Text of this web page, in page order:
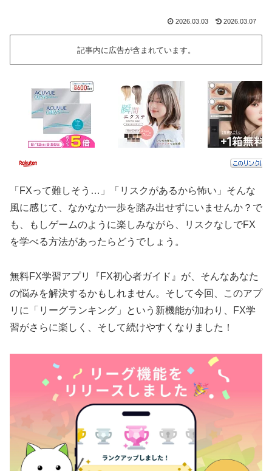
2026.03.03 2026.03.07
記事内に広告が含まれています。
「FXって難しそう…」「リスクがあるから怖い」そんな
風に感じて、なかなか一歩を踏み出せずにいませんか？で
も、もしゲームのように楽しみながら、リスクなしでFX
を学べる方法があったらどうでしょう。
無料FX学習アプリ『FX初心者ガイド』が、そんなあなた
の悩みを解決するかもしれません。そして今回、このアプ
リに「リーグランキング」という新機能が加わり、FX学
習がさらに楽しく、そして続けやすくなりました！